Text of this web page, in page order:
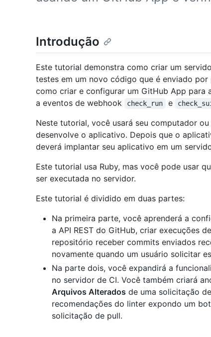
Introdução
Este tutorial demonstra como criar um
testes em um novo código que é enviado
como criar e configurar um GitHub App para
a eventos de webhook
check_run e
Neste tutorial, você usará seu computador
desenvolve o aplicativo. Depois que o
deverá implantar seu aplicativo em um
Este tutorial usa Ruby, mas você pode usar
ser executada no servidor.
Este tutorial é dividido em duas partes:
Na primeira parte, você aprenderá a
a API REST do GitHub, criar execuções
repositório receber commits enviados
novamente quando um usuário solicitar
Na parte dois, você expandirá a
no servidor de CI. Você também criará
Arquivos Alterados de uma solicitação
recomendações do linter expondo um
solicitação de pull.